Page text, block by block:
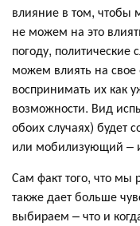
влияние в том, чтобы
не можем на это
погоду,
можем влиять на
воспринимать их как
возможности. Вид
обоих случаях)
или мобилизующий –
Сам факт того, что мы
также дает больше
выбираем – что и